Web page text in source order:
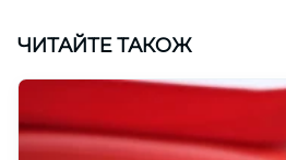
ЧИТАЙТЕ ТАКОЖ